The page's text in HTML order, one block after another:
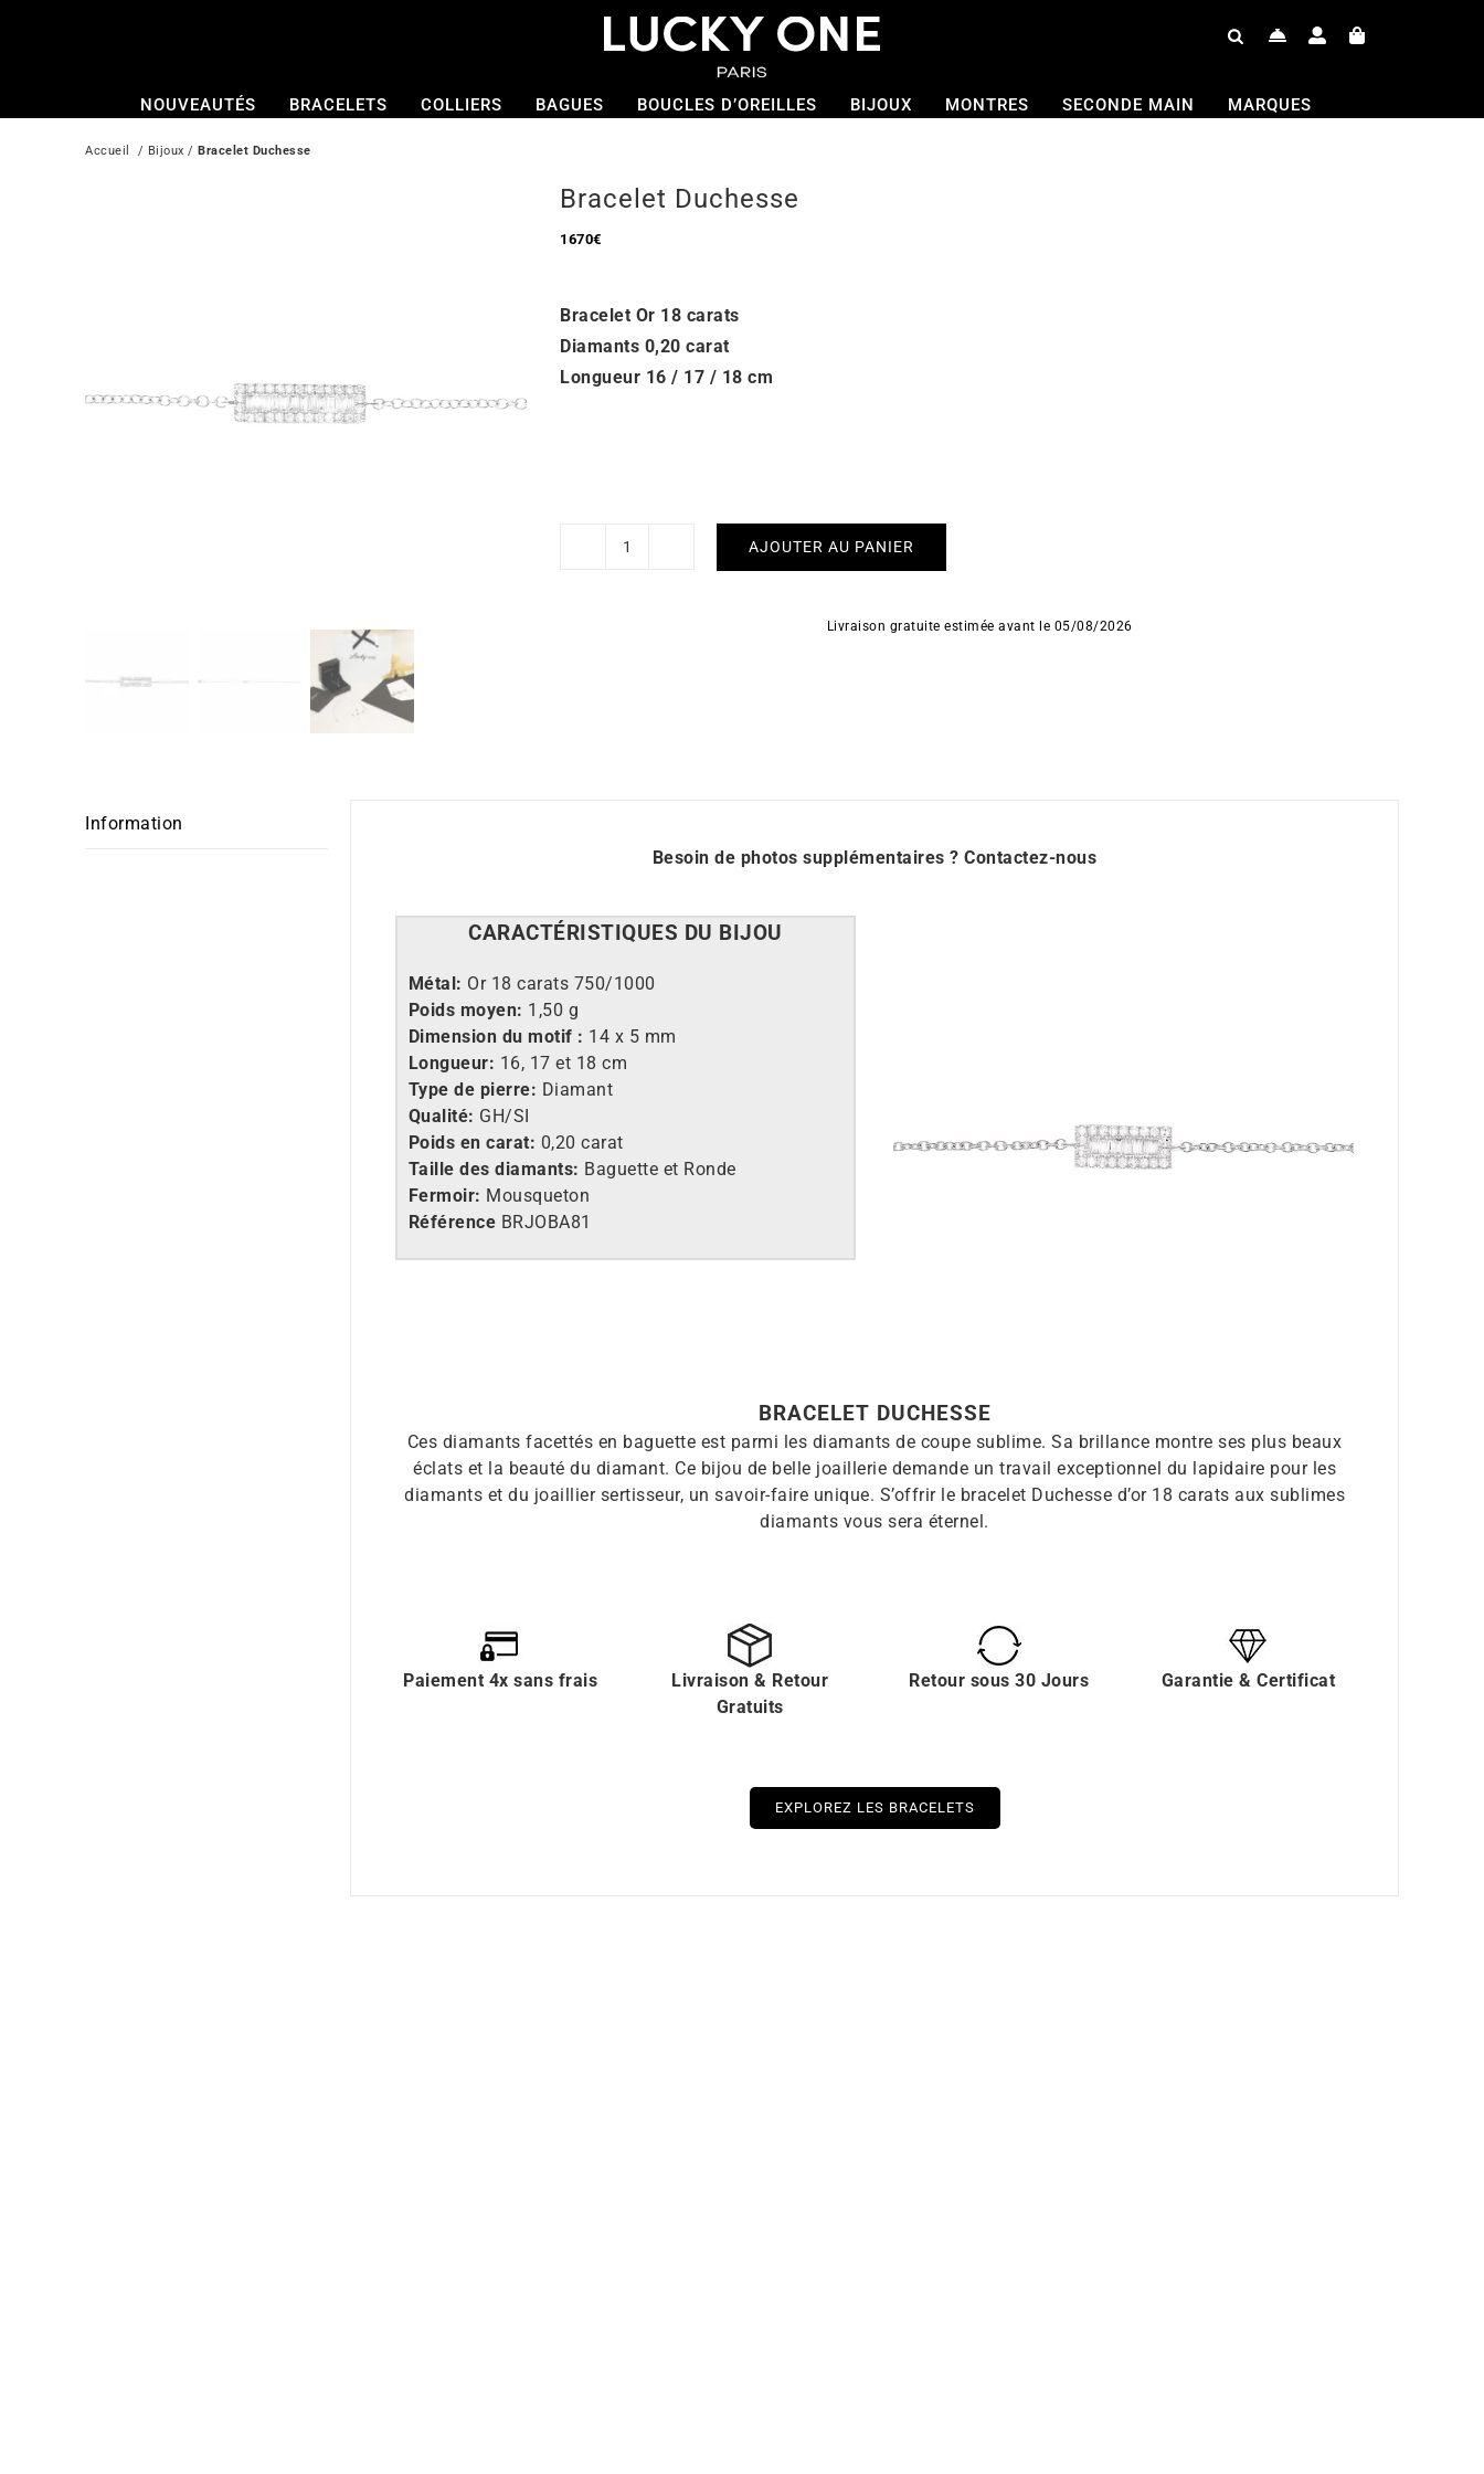
NOUVEAUTÉS BRACELETS COLLIERS BAGUES BOUCLES D’OREILLES BIJOUX MONTRES SECONDE MAIN MARQUES
Accueil
  /
Bijoux / Bracelet Duchesse
Bracelet Duchesse
1670€
Bracelet Or 18 carats
Diamants 0,20 carat
Longueur 16 / 17 / 18 cm
quantité
AJOUTER AU PANIER
Livraison gratuite estimée avant le 05/08/2026
Information
Besoin de photos supplémentaires ?Contactez-nous
CARACTÉ RISTIQUES DU BIJOU
Métal: Or 18 carats 750/1000
Poids moyen: 1,50 g
Dimension du motif : 14 x 5 mm
Longueur: 16, 17 et 18 cm
Type de pierre: Diamant
Qualité: GH/SI
Poids en carat: 0,20 carat
Taille des diamants: Baguette et Ronde
Fermoir: Mousqueton
Référence BRJOBA81
BRACELET DUCHESSE
Ces diamants facettés en baguette est parmi les diamants de coupe sublime. Sa brillance montre ses plus beaux
éclats et la beauté du diamant. Ce bijou de belle joaillerie demande un travail exceptionnel du lapidaire pour les
diamants et du joaillier sertisseur, un savoir-faire unique. S’offrir le bracelet Duchesse d’or 18 carats aux sublimes
diamants vous sera éternel.
Paiement 4x sans frais
Livraison & Retour
Gratuits
Retour sous 30 Jours Garantie & Certificat
EXPLOREZ LES BRACELETS